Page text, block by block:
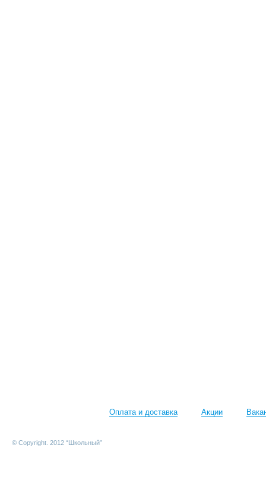
Оплата и доставка Акции
© Copyright. 2012 “Школьный”